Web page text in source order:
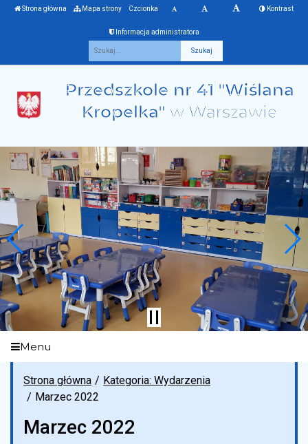
Strona główna Mapa strony Czcionka Kontrast
Informacja administratora
Przedszkole nr 41 "Wiślana
Kropelka" w Warszawie
Menu
Strona główna
Kategoria: Wydarzenia
Marzec 2022
Marzec 2022